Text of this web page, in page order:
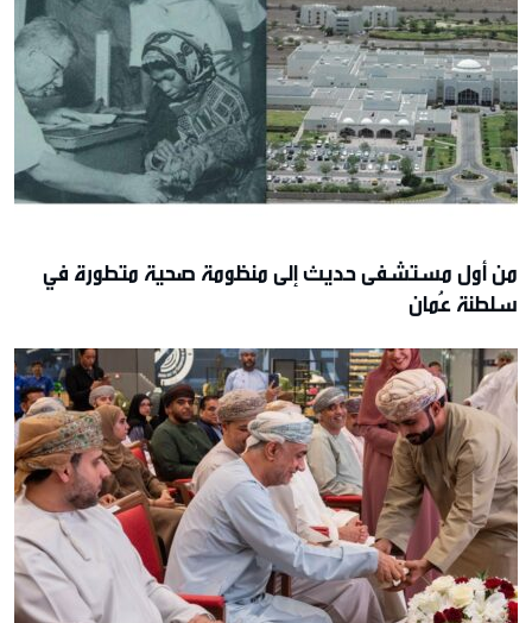
من أول مستشفى حديث إلى منظومة صحية متطورة في
سلطنة عُمان